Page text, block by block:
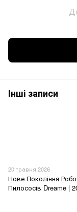
Інші записи
20 травня 2026
Нове Покоління
Пилососів Dreame |